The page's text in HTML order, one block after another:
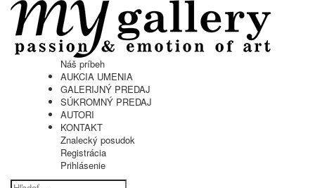
Náš príbeh
AUKCIA UMENIA
GALERIJNÝ PREDAJ
SÚKROMNÝ PREDAJ
AUTORI
KONTAKT
Znalecký posudok
Registrácia
Prihlásenie